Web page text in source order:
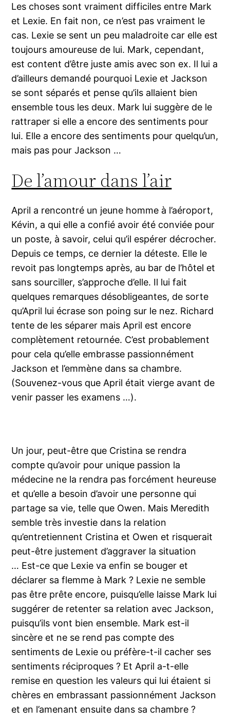
Les choses sont vraiment difficiles entre Mark
et Lexie. En fait non, ce n’est pas vraiment le
cas. Lexie se sent un peu maladroite car elle est
toujours amoureuse de lui. Mark, cependant,
est content d’être juste amis avec son ex. Il lui a
d’ailleurs demandé pourquoi Lexie et Jackson
se sont séparés et pense qu’ils allaient bien
ensemble tous les deux. Mark lui suggère de le
rattraper si elle a encore des sentiments pour
lui. Elle a encore des sentiments pour quelqu’un,
mais pas pour Jackson …
De l’amour dans l’air
April a rencontré un jeune homme à l’aéroport,
Kévin, a qui elle a confié avoir été conviée pour
un poste, à savoir, celui qu’il espérer décrocher.
Depuis ce temps, ce dernier la déteste. Elle le
revoit pas longtemps après, au bar de l’hôtel et
sans sourciller, s’approche d’elle. Il lui fait
quelques remarques désobligeantes, de sorte
qu’April lui écrase son poing sur le nez. Richard
tente de les séparer mais April est encore
complètement retournée. C’est probablement
pour cela qu’elle embrasse passionnément
Jackson et l’emmène dans sa chambre.
(Souvenez-vous que April était vierge avant de
venir passer les examens …).
Un jour, peut-être que Cristina se rendra
compte qu’avoir pour unique passion la
médecine ne la rendra pas forcément heureuse
et qu’elle a besoin d’avoir une personne qui
partage sa vie, telle que Owen. Mais Meredith
semble très investie dans la relation
qu’entretiennent Cristina et Owen et risquerait
peut-être justement d’aggraver la situation
… Est-ce que Lexie va enfin se bouger et
déclarer sa flemme à Mark ? Lexie ne semble
pas être prête encore, puisqu’elle laisse Mark lui
suggérer de retenter sa relation avec Jackson,
puisqu’ils vont bien ensemble. Mark est-il
sincère et ne se rend pas compte des
sentiments de Lexie ou préfère-t-il cacher ses
sentiments réciproques ? Et April a-t-elle
remise en question les valeurs qui lui étaient si
chères en embrassant passionnément Jackson
et en l’amenant ensuite dans sa chambre ?